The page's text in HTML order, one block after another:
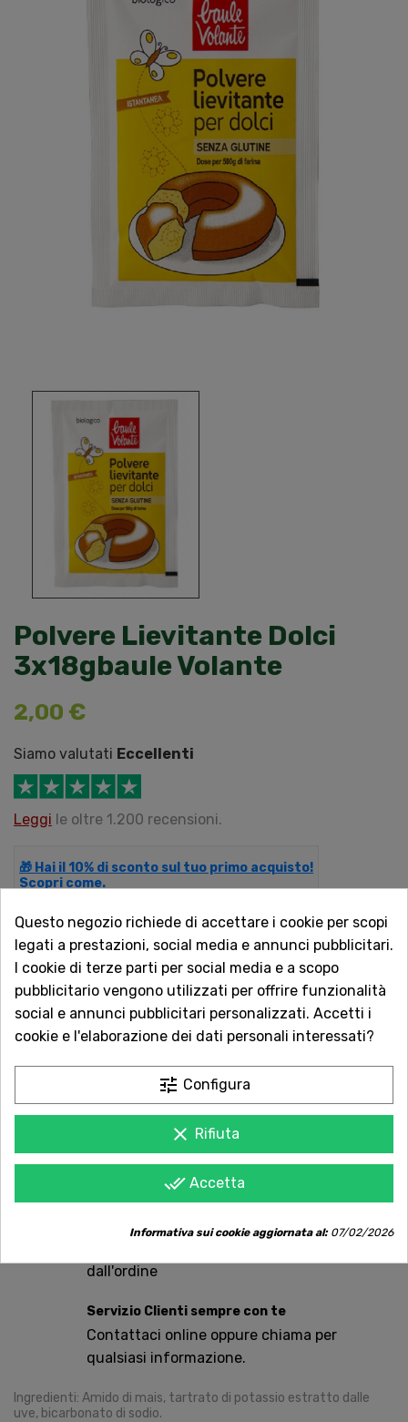
Polvere Lievitante Dolci
3x18gbaule Volante
2,00 €
Siamo valutati Eccellenti
Leggi le oltre 1.200 recensioni.
🎁 Hai il 10% di sconto sul tuo primo acquisto!
Scopri come.
QUANTITÀ
AGGIUNGI AL CARRELLO
Acquista in totale sicurezza
Dal 1957 a Catania. Clicca e leggi le oltre
1.000 recensioni dei nostri clienti.
Spedizioni rapide
dall'ordine
Servizio Clienti sempre con te
Contattaci online oppure chiama per
qualsiasi informazione.
Ingredienti: Amido di mais, tartrato di potassio estratto dalle
uve, bicarbonato di sodio.
Questo negozio richiede di accettare i cookie per scopi
legati a prestazioni, social media e annunci pubblicitari.
I cookie di terze parti per social media e a scopo
pubblicitario vengono utilizzati per offrire funzionalità
social e annunci pubblicitari personalizzati. Accetti i
cookie e l'elaborazione dei dati personali interessati?
tune Configura
clear Rifiuta
done_all Accetta
Informativa sui cookie aggiornata al:07/02/2026